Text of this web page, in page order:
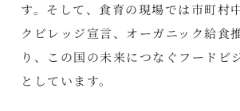
す。そして、食育の現場では市町村
クビレッジ宣言、オーガニック給食
り、この国の未来につなぐフードビ
としています。